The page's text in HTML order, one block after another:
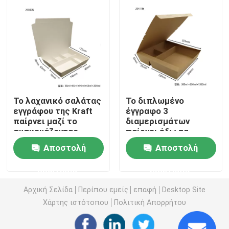
ΧΑΡΤΙΝΟ ΚΟΥΠΑΚΙ ΜΙΑΣ ΧΡΗΣΗΣ
Τσάντες εγγράφου της Kraft
Πλαστικό κιβώτιο συσκευασίας τροφίμων
Paper Take Out Boxes
Μη υφαμένη τσάντα
Βιοδιασπώμενο δοχείο
Το λαχανικό σαλάτας
εγγράφου της Kraft
παίρνει μαζί το
συσκευάζοντας
προϊόν μίας χρήσης
κιβωτίωνΑποστολή
Το διπλωμένο
έγγραφο 3
διαμερισμάτων
παίρνει έξω τα
κιβώτια για τη
συσκευασία γρήγορου
φαγητού
Αποστολή
Αρχική Σελίδα Περίπου εμείς επαφή
Desktop Site
Χάρτης ιστότοπου
Πολιτική Απορρήτου